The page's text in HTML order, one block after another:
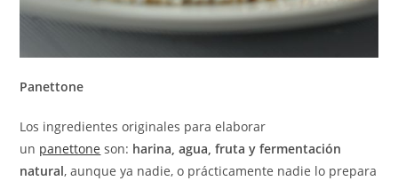
Panettone
Los ingredientes originales para elaborar
un panettone son: harina, agua, fruta y fermentación
natural, aunque ya nadie, o prácticamente nadie lo prepara